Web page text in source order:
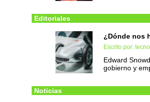
Editoriales
¿Dónde nos
Escrito por:
Edward
gobierno y
Noticias